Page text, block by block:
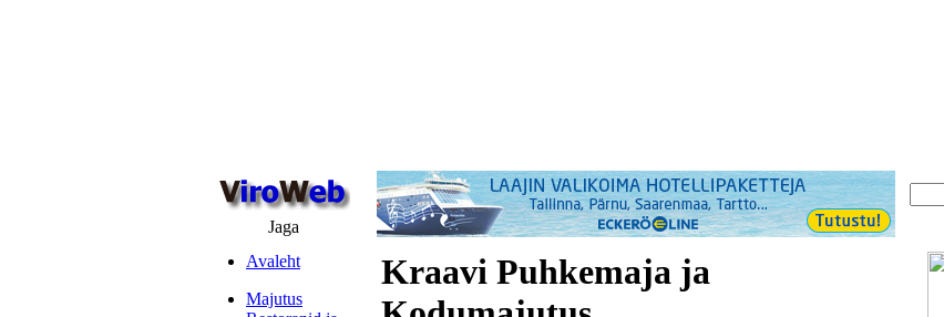
Jaga
Avaleht
Majutus
Kraavi Puhkemaja ja